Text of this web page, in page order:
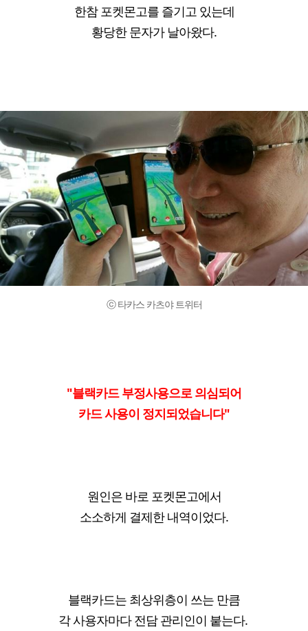
한참 포켓몬고를 즐기고 있는데
황당한 문자가 날아왔다.
ⓒ 타카스 카츠야 트위터
"블랙카드 부정사용으로 의심되어
카드 사용이 정지되었습니다"
원인은 바로 포켓몬고에서
소소하게 결제한 내역이었다.
블랙카드는 최상위층이 쓰는 만큼
각 사용자마다 전담 관리인이 붙는다.